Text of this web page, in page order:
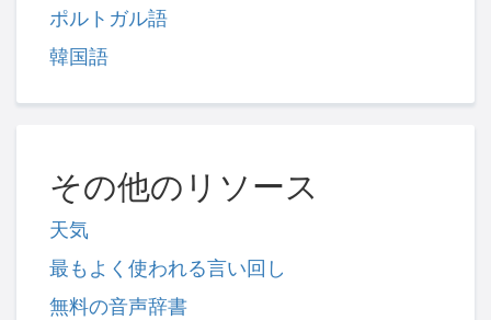
ポルトガル語
韓国語
その他のリソース
天気
最もよく使われる言い回し
無料の音声辞書